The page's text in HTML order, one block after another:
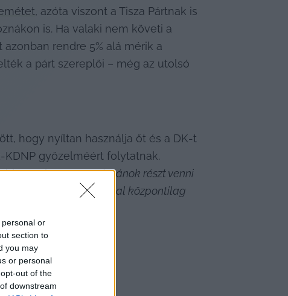
or
section to
you may
or personal
out of the
downstream
, azóta viszont a Tisza Pártnak is
is. Ha valaki nem követi a
rendre 5% alá mérik a
a párt szereplői – még az utolsó
hogy nyíltan használja őt és a DK-t
győzelméért folytatnak.
tartalmat. „Nem kívánok részt venni
egy Fidesz által központilag